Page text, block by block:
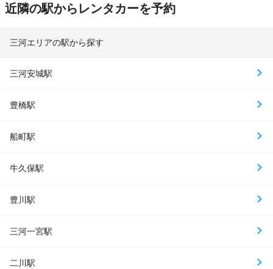
近隣の駅からレンタカーを予約
三河エリアの駅から探す
三河安城駅
豊橋駅
船町駅
牛久保駅
豊川駅
三河一宮駅
二川駅